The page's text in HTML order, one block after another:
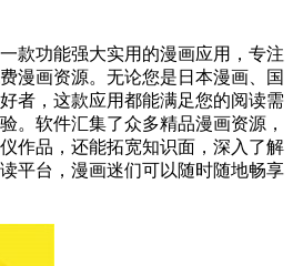
款功能强大实用的漫画应用，专注
漫画资源。无论您是日本漫画、国
者，这款应用都能满足您的阅读需
。软件汇集了众多精品漫画资源，
作品，还能拓宽知识面，深入了解
平台，漫画迷们可以随时随地畅享